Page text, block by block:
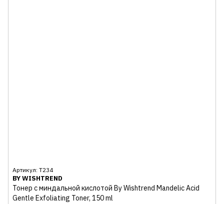
Артикул: Т234
BY WISHTREND
Тонер с миндальной кислотой By Wishtrend Mandelic Acid
Gentle Exfoliating Toner, 150 ml